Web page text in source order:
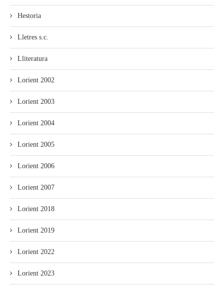
Hestoria
Lletres s.c.
Lliteratura
Lorient 2002
Lorient 2003
Lorient 2004
Lorient 2005
Lorient 2006
Lorient 2007
Lorient 2018
Lorient 2019
Lorient 2022
Lorient 2023